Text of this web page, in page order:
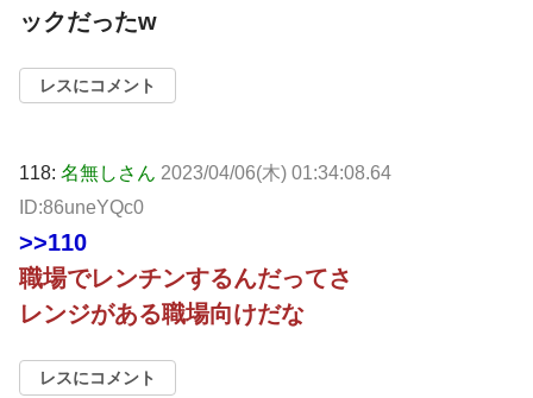
ックだったw
レスにコメント
118: 名無しさん 2023/04/06(木) 01:34:08.64
ID:86uneYQc0
>>110
職場でレンチンするんだってさ
レンジがある職場向けだな
レスにコメント